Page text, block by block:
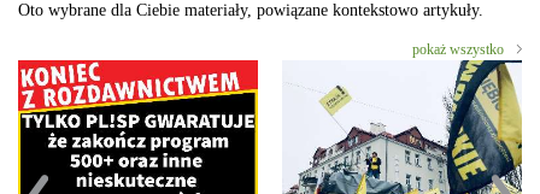
Oto wybrane dla Ciebie materiały, powiązane kontekstowo artykuły.
pokaż wszystko